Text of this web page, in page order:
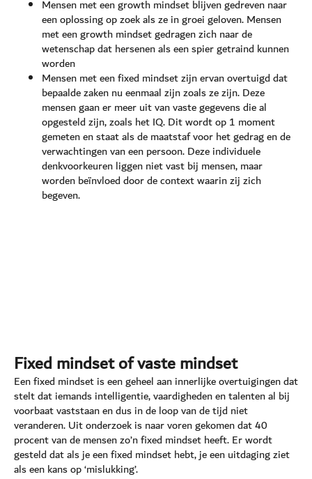
Mensen met een growth mindset blijven gedreven naar
een oplossing op zoek als ze in groei geloven. Mensen
met een growth mindset gedragen zich naar de
wetenschap dat hersenen als een spier getraind kunnen
worden
Mensen met een fixed mindset zijn ervan overtuigd dat
bepaalde zaken nu eenmaal zijn zoals ze zijn. Deze
mensen gaan er meer uit van vaste gegevens die al
opgesteld zijn, zoals het IQ. Dit wordt op 1 moment
gemeten en staat als de maatstaf voor het gedrag en de
verwachtingen van een persoon. Deze individuele
denkvoorkeuren liggen niet vast bij mensen, maar
worden beïnvloed door de context waarin zij zich
begeven.
Fixed mindset of vaste mindset
Een fixed mindset is een geheel aan innerlijke overtuigingen dat
stelt dat iemands intelligentie, vaardigheden en talenten al bij
voorbaat vaststaan en dus in de loop van de tijd niet
veranderen. Uit onderzoek is naar voren gekomen dat 40
procent van de mensen zo’n fixed mindset heeft. Er wordt
gesteld dat als je een fixed mindset hebt, je een uitdaging ziet
als een kans op ‘mislukking’.